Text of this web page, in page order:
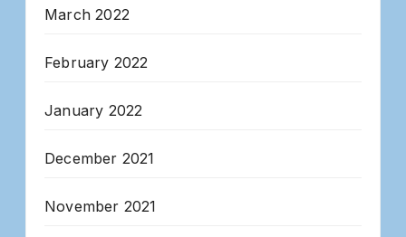
March 2022
February 2022
January 2022
December 2021
November 2021